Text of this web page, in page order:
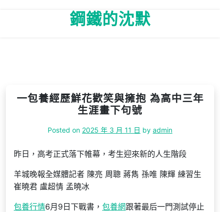
鋼鐵的沈默
一包養經歷鮮花歡笑與擁抱 為高中三年
生涯畫下句號
Posted on 2025 年 3 月 11 日 by admin
昨日，高考正式落下帷幕，考生迎來新的人生階段
羊城晚報全媒體記者 陳亮 周聰 蔣雋 孫唯 陳輝 練習生
崔曉君 盧超情 孟曉冰
包養行情6月9日下戰書， 包養網跟著最后一門測試停止